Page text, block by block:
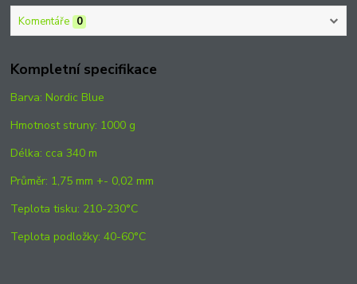
Komentáře 0
Kompletní specifikace
Barva: Nordic Blue
Hmotnost struny: 1000 g
Délka: cca 340 m
Průměr: 1,75 mm +- 0,02 mm
Teplota tisku: 210-230°C
Teplota podložky: 40-60°C